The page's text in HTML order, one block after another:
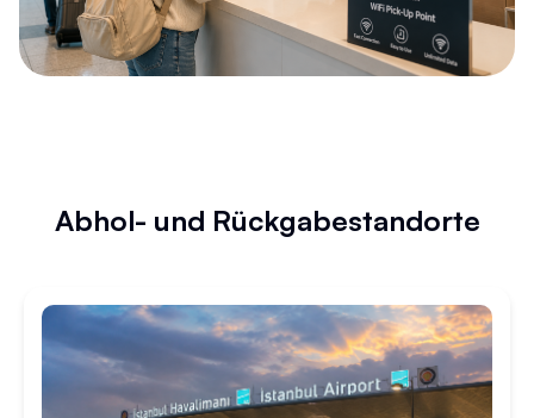
Abhol- und Rückgabestandorte